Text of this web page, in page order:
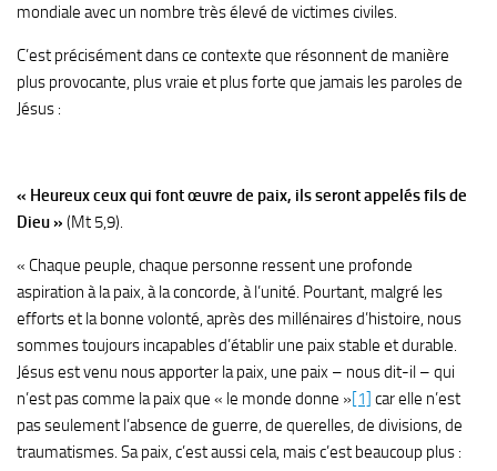
mondiale avec un nombre très élevé de victimes civiles.
C’est précisément dans ce contexte que résonnent de manière
plus provocante, plus vraie et plus forte que jamais les paroles de
Jésus :
« Heureux ceux qui font œuvre de paix, ils seront appelés fils de
Dieu » (Mt 5,9).
« Chaque peuple, chaque personne ressent une profonde
aspiration à la paix, à la concorde, à l’unité. Pourtant, malgré les
efforts et la bonne volonté, après des millénaires d’histoire, nous
sommes toujours incapables d’établir une paix stable et durable.
Jésus est venu nous apporter la paix, une paix – nous dit-il – qui
n’est pas comme la paix que « le monde donne »[1] car elle n’est
pas seulement l’absence de guerre, de querelles, de divisions, de
traumatismes. Sa paix, c’est aussi cela, mais c’est beaucoup plus :